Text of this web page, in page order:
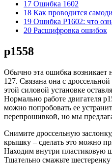
17 Ошибка 1602
18 Как проводится
19 Ошибка Р1602: что
20 Расшифровка ошибок
p1558
Обычно эта ошибка возникает
127. Связана она с
этой силовой установке
Нормально работе двигателя
можно попробовать ее
перепрошивкой, но мы
Снимите дроссельную
крышку – сделать это можно
Находим внутри пластиковую
Тщательно смажьте